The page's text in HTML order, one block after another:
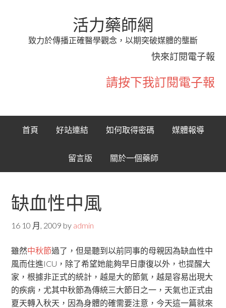
活力藥師網
致力於傳播正確醫學觀念，以期突破媒體的壟斷
快來訂閱電子報
請按下我訂閱電子報
首頁 好站連結 如何取得密碼 媒體報導
留言版 關於一個藥師
缺血性中風
16 10 月, 2009 by admin
雖然中秋節過了，但是聽到以前同事的母親因為缺血性中
風而住進ICU，除了希望她能夠早日康復以外，也提醒大
家，根據非正式的統計，越是大的節氣，越是容易出現大
的疾病，尤其中秋節為傳統三大節日之一，天氣也正式由
夏天轉入秋天，因為身體的確需要注意，今天這一篇就來